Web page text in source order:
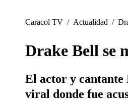
Caracol TV / Actualidad /
Drake Bell se
El actor y cantante
viral donde fue